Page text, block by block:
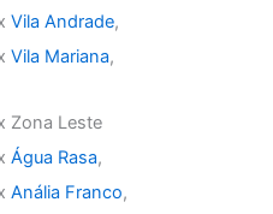
Vila Andrade,
Vila Mariana,
Zona Leste
Água Rasa,
Anália Franco,